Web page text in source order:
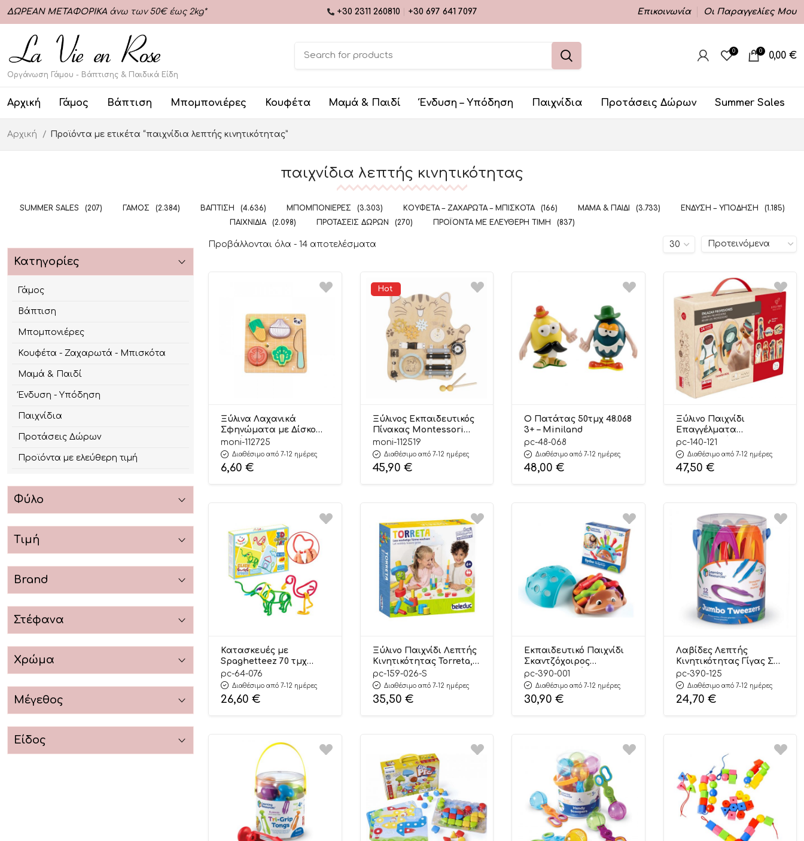
ΔΩΡΕΑΝ ΜΕΤΑΦΟΡΙΚΑ άνω των 50€ έως 2kg* +30 2311 260810 +30 697 641 7097 Επικοινωνία Οι Παραγγελίες Μου
Οργάνωση Γάμου - Βάπτισης & Παιδικά Είδη
0 0 0,00 €
Αρχική Γάμος Βάπτιση Μπομπονιέρες Κουφέτα Μαμά & Παιδί Ένδυση – Υπόδηση Παιχνίδια Προτάσεις Δώρων Summer Sales
Αρχική Προϊόντα με ετικέτα “παιχνίδια λεπτής κινητικότητας”
παιχνίδια λεπτής κινητικότητας
SUMMER SALES (207) ΓΆΜΟΣ (2.384) ΒΆΠΤΙΣΗ (4.636) ΜΠΟΜΠΟΝΙΈΡΕΣ (3.303) ΚΟΥΦΈΤΑ – ΖΑΧΑΡΩΤΆ – ΜΠΙΣΚΌΤΑ (166) ΜΑΜΆ & ΠΑΙΔΊ (3.733) ΈΝΔΥΣΗ – ΥΠΌΔΗΣΗ
(1.185)
ΠΑΙΧΝΊΔΙΑ
(2.098) ΠΡΟΤΆΣΕΙΣ ΔΏΡΩΝ (270) ΠΡΟΪΌΝΤΑ ΜΕ ΕΛΕΎΘΕΡΗ ΤΙΜΉ (837)
Κατηγορίες
Γάμος
Βάπτιση
Μπομπονιέρες
Κουφέτα - Ζαχαρωτά - Μπισκότα
Μαμά & Παιδί
Ένδυση - Υπόδηση
Παιχνίδια
Προτάσεις Δώρων
Προϊόντα με ελεύθερη τιμή
Φύλο
Τιμή
Brand
Στέφανα
Χρώμα
Μέγεθος
Είδος
Προβάλλονται όλα - 14 αποτελέσματα
Ξύλινα Λαχανικά
Σφηνώματα με Δίσκο
Κοπής HP020
6976831551445 12m+ – Hi
Pando
moni-112725
Διαθέσιμο από 7-12 ημέρες
6,60 €
Hot
Ξύλινος Εκπαιδευτικός
Πίνακας Montessori
Busy Board Cat
3801005602414 3+ – Moni
Toys
moni-112519
Διαθέσιμο από 7-12 ημέρες
45,90 €
Ο Πατάτας 50τμχ 48.068
3+ – Miniland
pc-48-068
Διαθέσιμο από 7-12 ημέρες
48,00 €
Ξύλινο Παιχνίδι
Επαγγέλματα
(συνδυασμός) 140.121
24m+ – Akros
pc-140-121
Διαθέσιμο από 7-12 ημέρες
47,50 €
Κατασκευές με
Spaghetteez 70 τμχ
64.076 3+ – Clics Toys
pc-64-076
Διαθέσιμο από 7-12 ημέρες
26,60 €
Ξύλινο Παιχνίδι Λεπτής
Κινητικότητας Torreta, ο
Ψηλότερος Πύργος
159.026-S 4+ – Beleduc
pc-159-026-S
Διαθέσιμο από 7-12 ημέρες
35,50 €
Εκπαιδευτικό Παιχνίδι
Σκαντζόχοιρος
Ψυχοκινητικής
Ανάπτυξης 390.001 18m+ –
Learning Resources
pc-390-001
Διαθέσιμο από 7-12 ημέρες
30,90 €
Λαβίδες Λεπτής
Κινητικότητας Γίγας Σετ
12 τεμάχια 390.125 5+ –
Learning Resources
pc-390-125
Διαθέσιμο από 7-12 ημέρες
24,70 €